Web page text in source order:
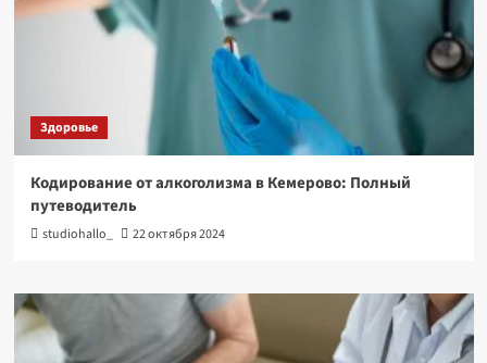
Здоровье
Кодирование от алкоголизма в Кемерово: Полный
путеводитель
studiohallo_ 22 октября 2024